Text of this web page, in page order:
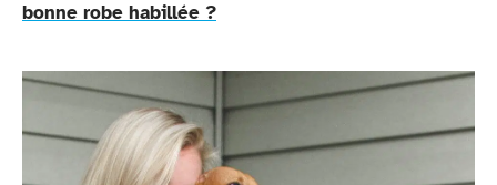
bonne robe habillée ?